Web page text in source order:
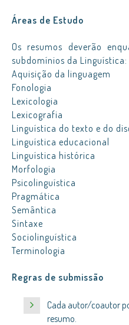
Áreas de Estudo
Os resumos deverão
subdomínios da Linguística:
Aquisição da linguagem
Fonologia
Lexicologia
Lexicografia
Linguística do texto e do
Linguística educacional
Linguística histórica
Morfologia
Psicolinguística
Pragmática
Semântica
Sintaxe
Sociolinguística
Terminologia
Regras de submissão
Cada autor/coautor
resumo.